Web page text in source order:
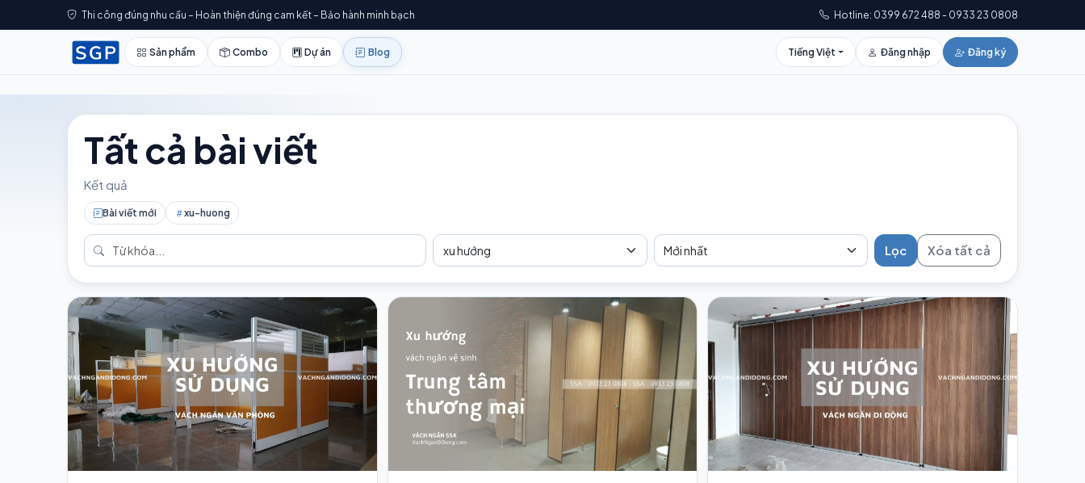
Thi công đúng nhu cầu – Hoàn thiện đúng cam kết – Bảo hành minh bạch Hotline: 0399 672 488 - 0933 23 0808
Sản phẩm Combo Dự án Blog Tiếng Việt Đăng nhập Đăng ký
Tất cả bài viết
Kết quả
Bài viết mới xu-huong
Tag Sắp xếp Lọc Xóa tất cả